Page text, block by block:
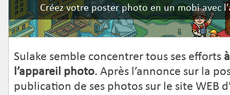
Créez votre poster photo en un mobi avec
Sulake semble concentrer tous ses efforts
l’appareil photo. Après l’annonce sur la
publication de ses photos sur le site WEB